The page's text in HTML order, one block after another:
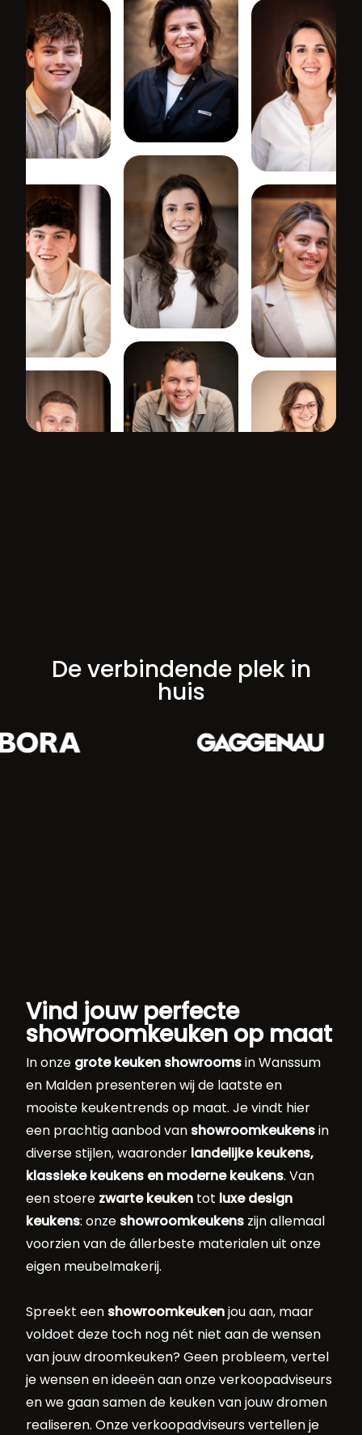
De verbindende plek in
huis
Vind jouw perfecte
showroomkeuken op maat
In onze grote keuken showrooms in Wanssum
en Malden presenteren wij de laatste en
mooiste keukentrends op maat. Je vindt hier
een prachtig aanbod van showroomkeukens in
diverse stijlen, waaronder landelijke keukens,
klassieke keukens en moderne keukens. Van
een stoere zwarte keuken tot
luxe design
keukens: onze showroomkeukens zijn allemaal
voorzien van de állerbeste materialen uit onze
eigen meubelmakerij.
Spreekt een showroomkeuken jou aan, maar
voldoet deze toch nog nét niet aan de wensen
van jouw droomkeuken? Geen probleem, vertel
je wensen en ideeën aan onze verkoopadviseurs
en we gaan samen de keuken van jouw dromen
realiseren. Onze verkoopadviseurs vertellen je